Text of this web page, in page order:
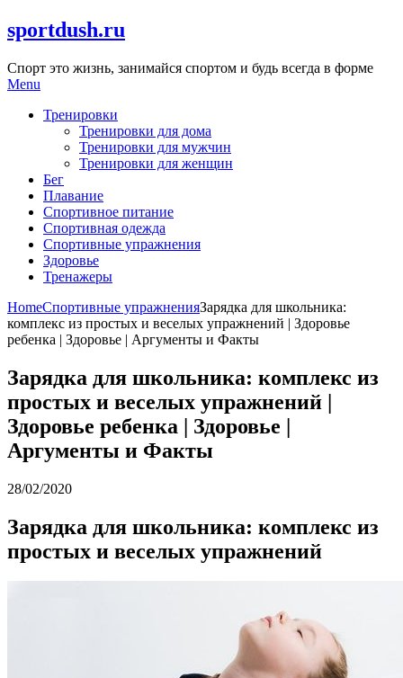
Skip
to
sportdush.ru
Спорт это жизнь, занимайся спортом и будь всегда в форме
Menu
Тренировки
Тренировки для дома
Тренировки для мужчин
Тренировки для женщин
Бег
Плавание
Спортивное питание
Спортивная одежда
Спортивные упражнения
Здоровье
Тренажеры
HomeСпортивные упражненияЗарядка для школьника:
комплекс из простых и веселых упражнений | Здоровье
ребенка | Здоровье | Аргументы и Факты
Зарядка для школьника: комплекс из
простых и веселых упражнений |
Здоровье ребенка | Здоровье |
Аргументы и Факты
28/02/2020
Зарядка для школьника: комплекс из
простых и веселых упражнений